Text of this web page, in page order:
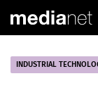
INDUSTRIAL